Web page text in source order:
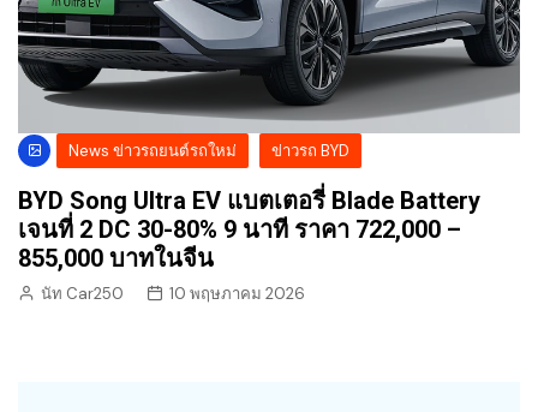
News ข่าวรถยนต์รถใหม่ ข่าวรถ BYD
BYD Song Ultra EV แบตเตอรี่ Blade Battery
เจนที่ 2 DC 30-80% 9 นาที ราคา 722,000 –
855,000 บาทในจีน
นัท Car250 10 พฤษภาคม 2026